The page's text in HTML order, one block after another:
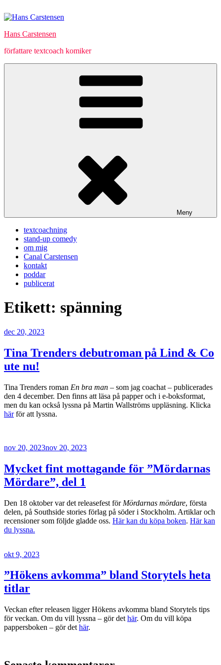
till
Hans Carstensen
författare textcoach komiker
Meny
textcoachning
stand-up comedy
om mig
Canal Carstensen
kontakt
poddar
publicerat
Etikett: spänning
Publicerat
dec 20, 2023
Tina Trenders debutroman på Lind & Co
ute nu!
Tina Trenders roman En bra man – som jag coachat – publicerades
den 4 december. Den finns att läsa på papper och i e-boksformat,
men du kan också lyssna på Martin Wallströms uppläsning. Klicka
härför att lyssna.
Publicerat
nov 20, 2023nov 20, 2023
Mycket fint mottagande för ”Mördarnas
Mördare”, del 1
Den 18 oktober var det releasefest för Mördarnas mördare, första
delen, på Southside stories förlag på söder i Stockholm. Artiklar och
recensioner som följde gladde oss. Här kan du köpa boken. Här kan
du lyssna.
Publicerat
okt 9, 2023
”Hökens avkomma” bland Storytels heta
titlar
Veckan efter releasen ligger Hökens avkomma bland Storytels tips
för veckan. Om du vill lyssna – gör det här. Om du vill köpa
pappersboken – gör det här.